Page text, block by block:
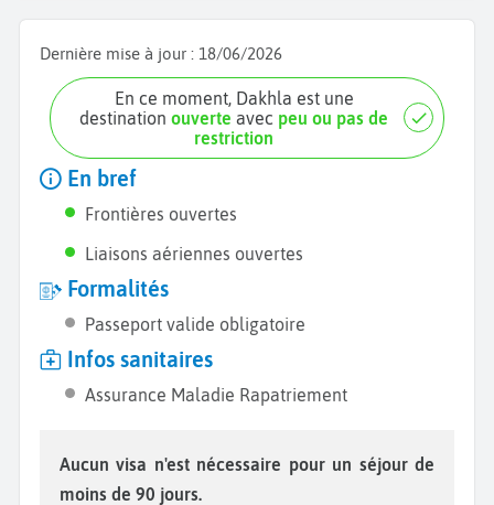
Dernière mise à jour : 18/06/2026
En ce moment, Dakhla est une
destinationouverte avec peu ou pas de
restriction
En bref
Frontières ouvertes
Liaisons aériennes ouvertes
Formalités
Passeport valide obligatoire
Infos sanitaires
Assurance Maladie Rapatriement
Aucun visa n'est nécessaire pour un séjour de
moins de 90 jours.